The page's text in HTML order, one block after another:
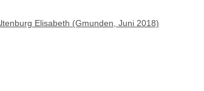
Elisabeth (Gmunden, Juni 2018)